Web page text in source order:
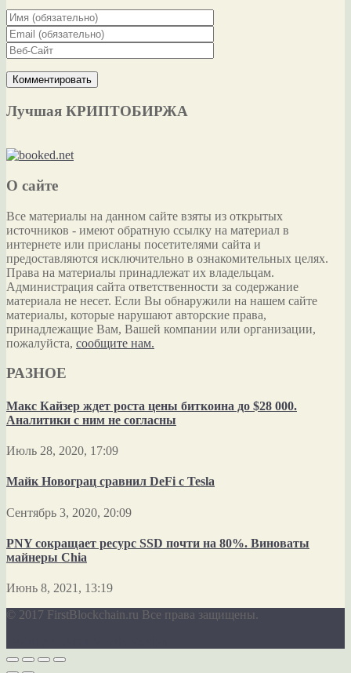
Лучшая КРИПТОБИРЖА
О сайте
Все материалы на данном сайте взяты из открытых
источников - имеют обратную ссылку на материал в
интернете или присланы посетителями сайта и
предоставляются исключительно в ознакомительных целях.
Права на материалы принадлежат их владельцам.
Администрация сайта ответственности за содержание
материала не несет. Если Вы обнаружили на нашем сайте
материалы, которые нарушают авторские права,
принадлежащие Вам, Вашей компании или организации,
пожалуйста, сообщите нам.
РАЗНОЕ
Макс Кайзер ждет роста цены биткоина до $28 000.
Аналитики с ним не согласны
Июль 28, 2020, 17:09
Майк Новограц сравнил DeFi с Tesla
Сентябрь 3, 2020, 20:09
PNY сокращает ресурс SSD почти на 80%. Виноваты
майнеры Chia
Июнь 8, 2021, 13:19
© 2017 FirstBlockchain.ru Все права защищены.